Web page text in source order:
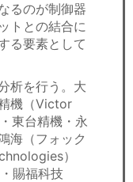
るのが制御器
トとの結合に
る要素として
析を行う。大
機（Victor
東台精機・永
海（フォック
）
賜福科技